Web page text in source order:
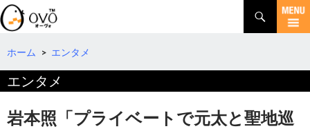
検
索
コ
テ
へ
動
ホーム > エンタメ
エンタメ
岩本照「プライベートで元太と聖地巡